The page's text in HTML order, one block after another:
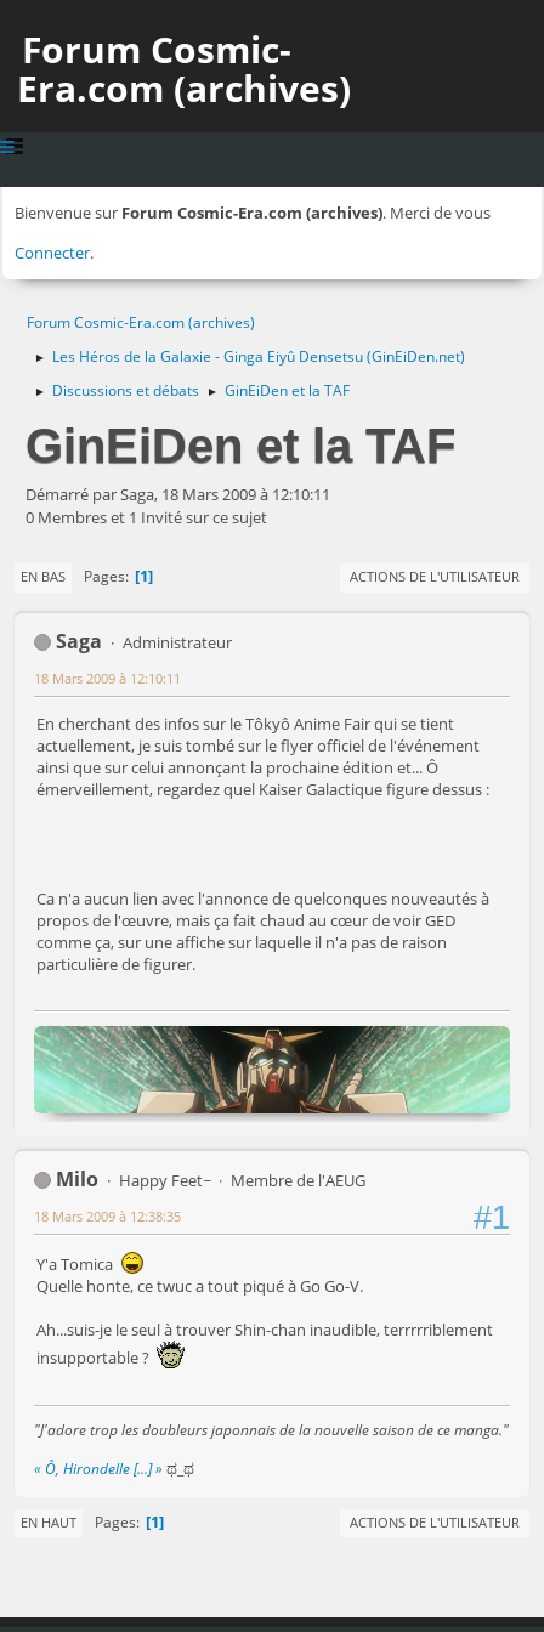
Forum Cosmic-
Era.com (archives)
Bienvenue sur Forum Cosmic-Era.com (archives). Merci de vous
Connecter.
Forum Cosmic-Era.com (archives)
► Les Héros de la Galaxie - Ginga Eiyû Densetsu (GinEiDen.net)
► Discussions et débats ► GinEiDen et la TAF
GinEiDen et la TAF
Démarré par Saga, 18 Mars 2009 à 12:10:11
0 Membres et 1 Invité sur ce sujet
EN BAS Pages 1 ACTIONS DE L'UTILISATEUR
Saga Administrateur
18 Mars 2009 à 12:10:11
En cherchant des infos sur le Tôkyô Anime Fair qui se tient
actuellement, je suis tombé sur le flyer officiel de l'événement
ainsi que sur celui annonçant la prochaine édition et... Ô
émerveillement, regardez quel Kaiser Galactique figure dessus :
Ca n'a aucun lien avec l'annonce de quelconques nouveautés à
propos de l'œuvre, mais ça fait chaud au cœur de voir GED
comme ça, sur une affiche sur laquelle il n'a pas de raison
particulière de figurer.
Milo Happy Feet~ Membre de l'AEUG
#1
18 Mars 2009 à 12:38:35
Y'a Tomica
Quelle honte, ce twuc a tout piqué à Go Go-V.
Ah...suis-je le seul à trouver Shin-chan inaudible, terrrrriblement
insupportable ?
"J'adore trop les doubleurs japonnais de la nouvelle saison de ce manga."
« Ô, Hirondelle [...] » ಥ_ಥ
EN HAUT Pages 1 ACTIONS DE L'UTILISATEUR